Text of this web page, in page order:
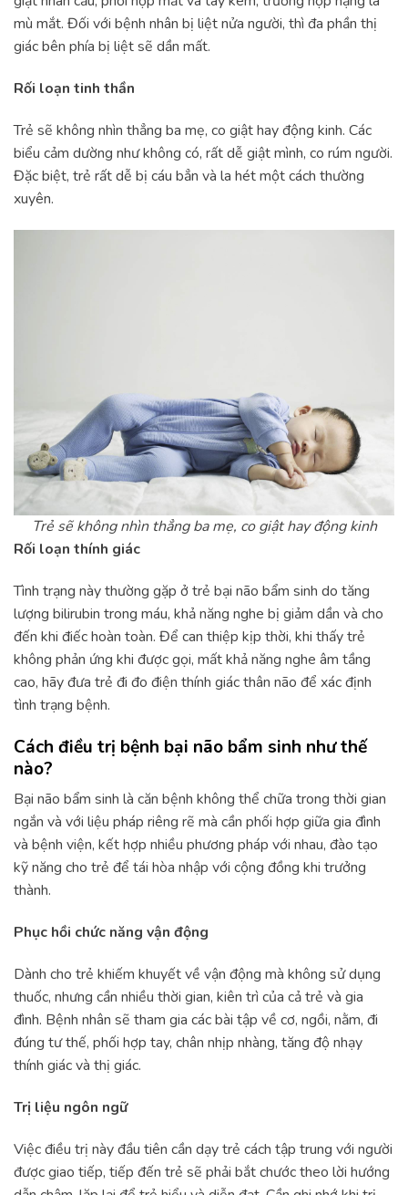
mù mắt. Đối với bệnh nhân bị liệt nửa người, thì đa phần thị
giác bên phía bị liệt sẽ dần mất.
Rối loạn tinh thần
Trẻ sẽ không nhìn thẳng ba mẹ, co giật hay động kinh. Các
biểu cảm dường như không có, rất dễ giật mình, co rúm người.
Đặc biệt, trẻ rất dễ bị cáu bẳn và la hét một cách thường
xuyên.
Trẻ sẽ không nhìn thẳng ba mẹ, co giật hay động kinh
Rối loạn thính giác
Tình trạng này thường gặp ở trẻ bại não bẩm sinh do tăng
lượng bilirubin trong máu, khả năng nghe bị giảm dần và cho
đến khi điếc hoàn toàn. Để can thiệp kịp thời, khi thấy trẻ
không phản ứng khi được gọi, mất khả năng nghe âm tầng
cao, hãy đưa trẻ đi đo điện thính giác thân não để xác định
tình trạng bệnh.
Cách điều trị bệnh bại não bẩm sinh như thế
nào?
Bại não bẩm sinh là căn bệnh không thể chữa trong thời gian
ngắn và với liệu pháp riêng rẽ mà cần phối hợp giữa gia đình
và bệnh viện, kết hợp nhiều phương pháp với nhau, đào tạo
kỹ năng cho trẻ để tái hòa nhập với cộng đồng khi trưởng
thành.
Phục hồi chức năng vận động
Dành cho trẻ khiếm khuyết về vận động mà không sử dụng
thuốc, nhưng cần nhiều thời gian, kiên trì của cả trẻ và gia
đình. Bệnh nhân sẽ tham gia các bài tập về cơ, ngồi, nằm, đi
đúng tư thế, phối hợp tay, chân nhịp nhàng, tăng độ nhạy
thính giác và thị giác.
Trị liệu ngôn ngữ
Việc điều trị này đầu tiên cần dạy trẻ cách tập trung với người
được giao tiếp, tiếp đến trẻ sẽ phải bắt chước theo lời hướng